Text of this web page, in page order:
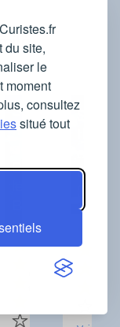
du site,
le
moment
consultez
situé tout
Station
thermale
Balaruc-
Orientations